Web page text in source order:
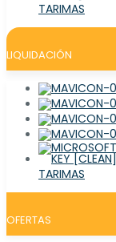
TARIMAS
LIQUIDACIÓN
TARIMAS
OFERTAS